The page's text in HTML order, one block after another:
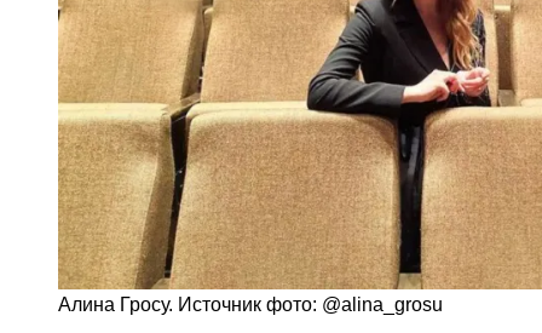
Алина Гросу. Источник фото: @alina_grosu